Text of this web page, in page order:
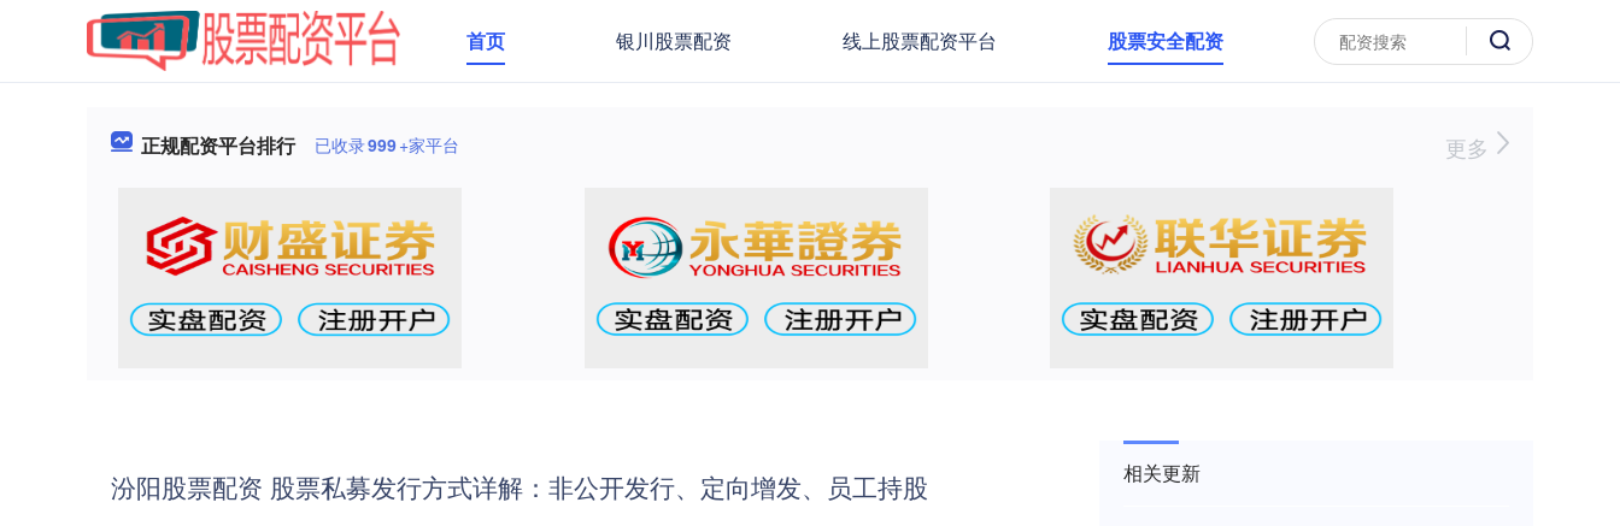
首页 银川股票配资 线上股票配资平台 股票安全配资
正规配资平台排行 已收录999+家平台 更多
汾阳股票配资 股票私募发行方式详解：非公开发行、定向增发、员工持股 相关更新